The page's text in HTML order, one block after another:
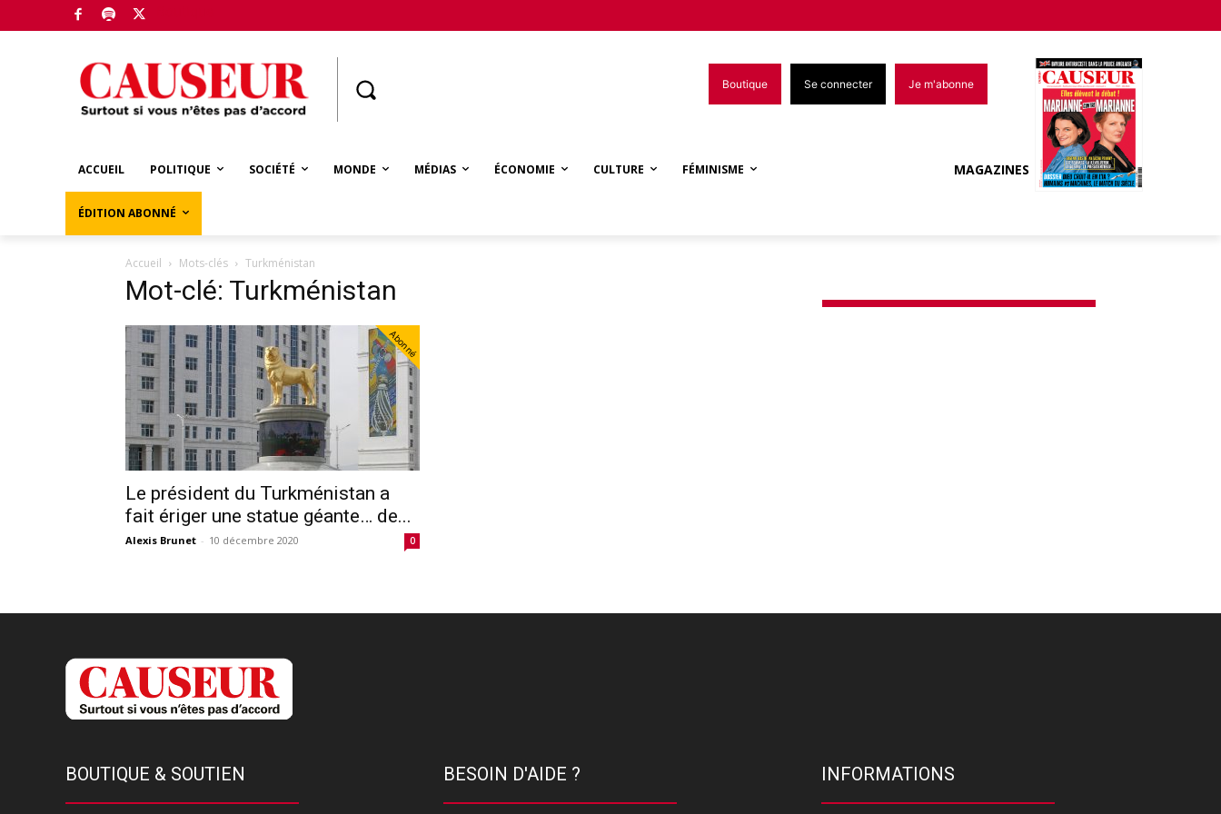
Boutique Se connecter Je m'abonne
ACCUEIL POLITIQUE SOCIÉTÉ MONDE MÉDIAS ÉCONOMIE CULTURE FÉMINISME
ÉDITION ABONNÉ
MAGAZINES
Accueil Mots-clés Turkménistan
Mot-clé: Turkménistan
Abonné
Le président du Turkménistan a
fait ériger une statue géante… de...
Alexis Brunet - 10 décembre 2020 0
BOUTIQUE & SOUTIEN BESOIN D'AIDE ? INFORMATIONS